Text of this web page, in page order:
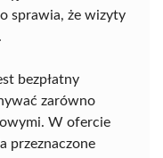
sprawia, że wizyty
bezpłatny
zarówno
W ofercie
przeznaczone